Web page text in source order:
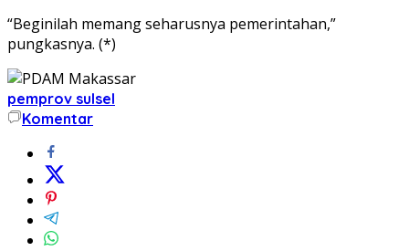
“Beginilah memang seharusnya pemerintahan,”
pungkasnya. (*)
pemprov sulsel
Komentar